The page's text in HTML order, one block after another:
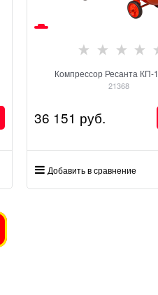
Компрессор Ресанта КП-
21368
36 151 руб.
Добавить в сравнение